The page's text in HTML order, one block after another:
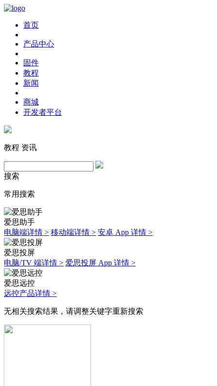
首页
产品中心
固件
教程
新闻
商城
开发者平台
教程 资讯
搜索
常用搜索
爱思助手
电脑端详情 > 移动端详情 > 安卓 App 详情 >
爱思投屏
电脑/TV 端详情 > 爱思投屏 App 详情 >
爱思远控
远控产品详情 >
无相关搜索结果，请调整关键字重新搜索